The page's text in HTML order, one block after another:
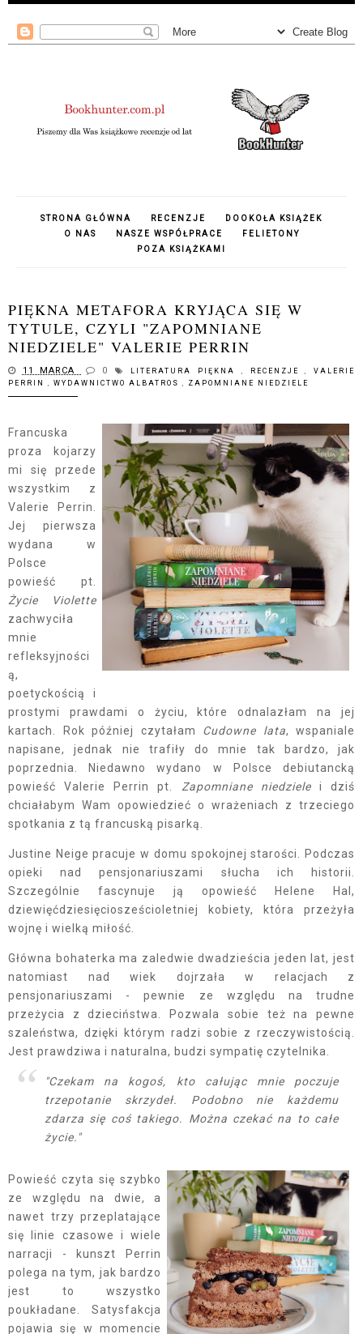
STRONA GŁÓWNA RECENZJE
DOOKOŁA KSIĄŻEK
O NAS
NASZE WSPÓŁPRACE
FELIETONY
POZA KSIĄŻKAMI
PIĘKNA METAFORA KRYJĄCA SIĘ W
TYTULE, CZYLI "ZAPOMNIANE
NIEDZIELE" VALERIE PERRIN
11 MARCA 0 LITERATURA PIĘKNA , RECENZJE,VALERIE
PERRIN , WYDAWNICTWO ALBATROS , ZAPOMNIANE NIEDZIELE
Francuska
proza kojarzy
mi się przede
wszystkim z
Valerie Perrin.
Jej pierwsza
wydana w
Polsce
powieść pt.
Życie Violette
zachwyciła
mnie
refleksyjności
ą,
poetyckością i
prostymi prawdami o życiu, które odnalazłam na jej
kartach. Rok później czytałam Cudowne lata, wspaniale
napisane, jednak nie trafiły do mnie tak bardzo, jak
poprzednia. Niedawno wydano w Polsce debiutancką
powieść Valerie Perrin pt. Zapomniane niedzielei dziś
chciałabym Wam opowiedzieć o wrażeniach z trzeciego
spotkania z tą francuską pisarką.
Justine Neige pracuje w domu spokojnej starości. Podczas
opieki nad pensjonariuszami słucha ich historii.
Szczególnie fascynuje ją opowieść Helene Hal,
dziewięćdziesięciosześcioletniej kobiety, która przeżyła
wojnę i wielką miłość.
Główna bohaterka ma zaledwie dwadzieścia jeden lat, jest
natomiast nad wiek dojrzała w relacjach z
pensjonariuszami - pewnie ze względu na trudne
przeżycia z dzieciństwa. Pozwala sobie też na pewne
szaleństwa, dzięki którym radzi sobie z rzeczywistością.
Jest prawdziwa i naturalna, budzi sympatię czytelnika.
"Czekam na kogoś, kto całując mnie poczuje
trzepotanie skrzydeł. Podobno nie każdemu
zdarza się coś takiego. Można czekać na to całe
życie."
Powieść czyta się szybko
ze względu na dwie, a
nawet trzy przeplatające
się linie czasowe i wiele
narracji - kunszt Perrin
polega na tym, jak bardzo
jest to wszystko
poukładane. Satysfakcja
pojawia się w momencie